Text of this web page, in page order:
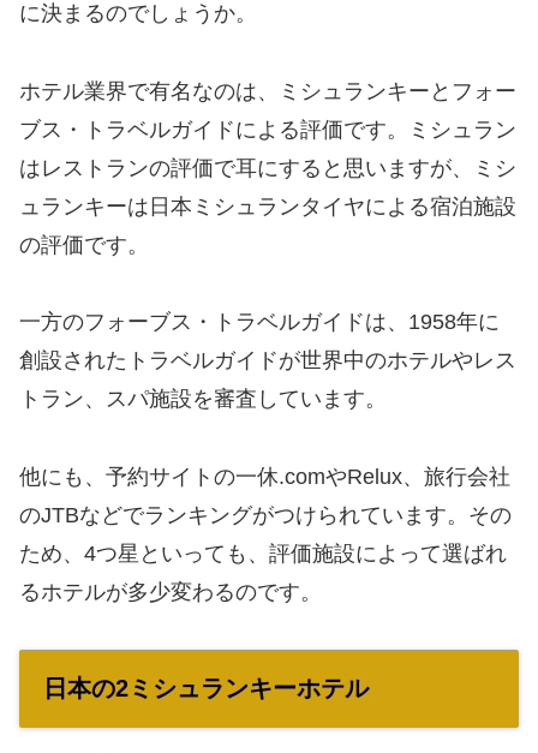
に決まるのでしょうか。
ホテル業界で有名なのは、ミシュランキーとフォー
ブス・トラベルガイドによる評価です。ミシュラン
はレストランの評価で耳にすると思いますが、ミシ
ュランキーは日本ミシュランタイヤによる宿泊施設
の評価です。
一方のフォーブス・トラベルガイドは、1958年に
創設されたトラベルガイドが世界中のホテルやレス
トラン、スパ施設を審査しています。
他にも、予約サイトの一休.comやRelux、旅行会社
のJTBなどでランキングがつけられています。その
ため、4つ星といっても、評価施設によって選ばれ
るホテルが多少変わるのです。
日本の2ミシュランキーホテル